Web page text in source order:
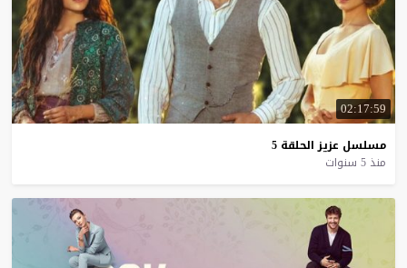
02:17:59
مسلسل عزيز الحلقة 5
منذ 5 سنوات